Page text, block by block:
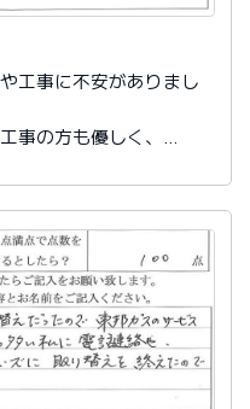
工事に不安がありまし
事の方も優しく、
頂きます。